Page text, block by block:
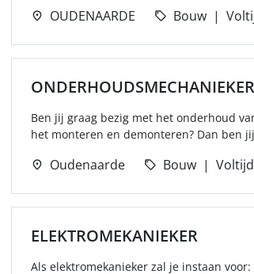
OUDENAARDE Bouw
ONDERHOUDSMECHANIEKER
Ben jij graag bezig met het onderhoud
het monteren en demonteren? Dan ben
Oudenaarde Bouw
ELEKTROMEKANIEKER
Als elektromekanieker zal je instaan